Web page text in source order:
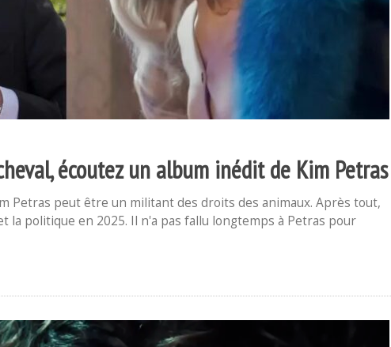
écoutez un album inédit de Kim Petras
Petras peut être un militant des droits des animaux. Après tout,
la politique en 2025. Il n'a pas fallu longtemps à Petras pour